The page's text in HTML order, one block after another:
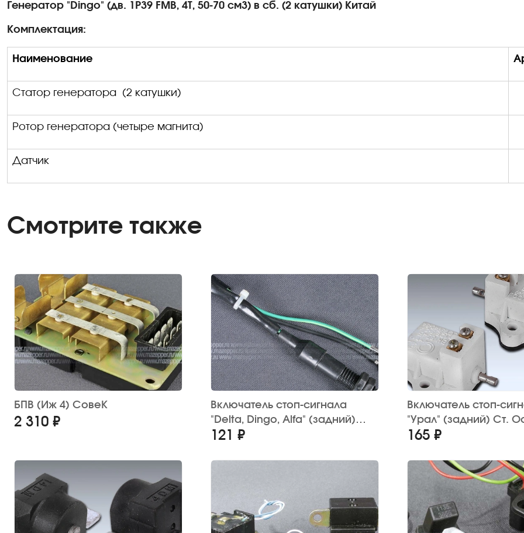
Генератор "Dingo" (дв. 1P39 FMB, 4Т, 50-70 см3) в сб. (2 катушки) Китай
Комплектация:
Наименование
Статор генератора (2 катушки)
Ротор генератора (четыре магнита)
Датчик
Смотрите также
БПВ (Иж 4) СовеК
2 310 ₽
Включатель стоп-сигнала
"Delta, Dingo, Alfa" (задний)
Китай
121 ₽
Включатель стоп-
"Урал" (задний) Ст.
165 ₽